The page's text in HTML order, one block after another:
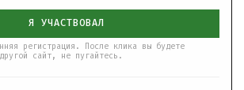
Я УЧАСТВОВАЛ
регистрация. После клика вы будете
сайт, не пугайтесь.